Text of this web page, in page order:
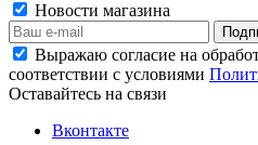
Новости магазина
Выражаю согласие на
соответствии с условиями
Оставайтесь на связи
Вконтакте